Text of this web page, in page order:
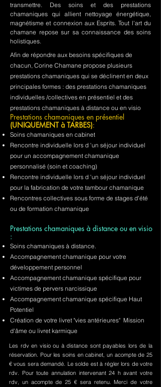
transmettre. Des soins et des prestations
chamaniques qui allient nettoyage énergétique,
magnétisme et connexion aux Esprits. Tout l'art du
chamane repose sur sa connaissance des soins
holistiques.
Afin de répondre aux besoins spécifiques de
chacun, Corine Chamane propose plusieurs
prestations chamaniques qui se déclinent en deux
principales formes : des prestations chamaniques
individuelles /collectives en présentiel et des
prestations chamaniques à distance ou en visio
Prestations chamaniques en présentiel
(UNIQUEMENT à TARBES):
Soins chamaniques en cabinet
Rencontre individuelle lors d 'un séjour individuel
pour un accompagnement chamanique
personnalisé (soin et coaching)
Rencontre individuelle lors d 'un séjour individuel
pour la fabrication de votre tambour chamanique
Rencontres collectives sous forme de stages d'été
ou de formation chamanique
Prestations chamaniques à distance ou en visio
:
Soins chamaniques à distance.
Accompagnement chamanique pour votre
développement personnel
Accompagnement chamanique spécifique pour
victimes de pervers narcissique
Accompagnement chamanique spécifique Haut
Potentiel
Création de votre livret "vies antérieures" Mission
d'âme ou livret karmique
Les rdv en visio ou à distance sont payables lors de la
réservation. Pour les soins en cabinet, un acompte de 25
€ vous sera demandé. Le solde est à régler lors de votre
rdv. Pour toute annulation intervenant 24 h avant votre
rdv, un acompte de 25 € sera retenu. Merci de votre